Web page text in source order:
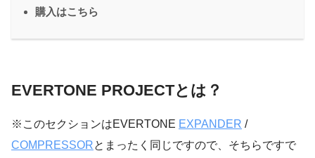
購入はこちら
EVERTONE PROJECTとは？
※このセクションはEVERTONE EXPANDER /
COMPRESSORとまったく同じですので、そちらですで